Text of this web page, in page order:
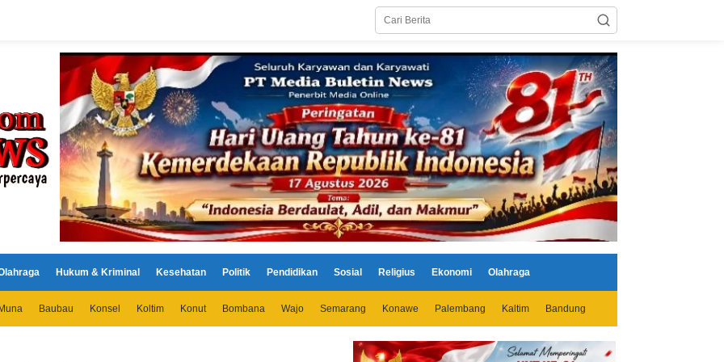
Hukum & Kriminal Kesehatan Politik Pendidikan Sosial Religius Ekonomi Olahraga
Baubau Konsel Koltim Konut Bombana Wajo Semarang Konawe Palembang Kaltim Bandung